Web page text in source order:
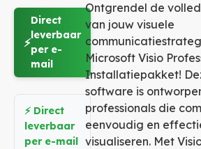
⚡
Direct
leverbaar
per e-
mail
⚡ Direct
leverbaar
per e-mail
Ontgrendel de
van jouw visuele
Microsoft Visio
Installatiepakket!
software is
professionals die
eenvoudig en
visualiseren. Met